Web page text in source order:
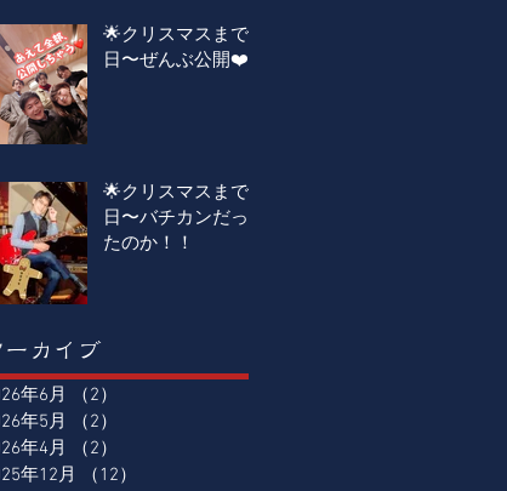
🌟クリスマスまで4
日〜ぜんぶ公開❤️
🌟クリスマスまで5
日〜バチカンだっ
たのか！！
ーカイブ
年6月 （2）
年5月
（2）
年4月
（2）
年12月
（12）